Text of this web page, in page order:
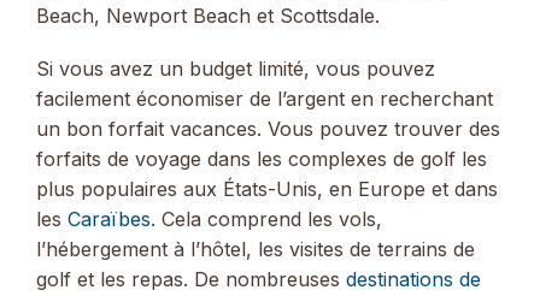
Beach, Newport Beach et Scottsdale.
Si vous avez un budget limité, vous pouvez
facilement économiser de l’argent en recherchant
un bon forfait vacances. Vous pouvez trouver des
forfaits de voyage dans les complexes de golf les
plus populaires aux États-Unis, en Europe et dans
les Caraïbes. Cela comprend les vols,
l’hébergement à l’hôtel, les visites de terrains de
golf et les repas. De nombreuses destinations de